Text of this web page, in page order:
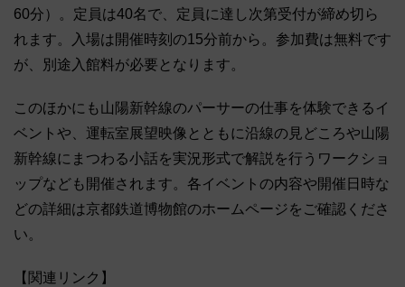
60分）。定員は40名で、定員に達し次第受付が締め切ら
れます。入場は開催時刻の15分前から。参加費は無料です
が、別途入館料が必要となります。
このほかにも山陽新幹線のパーサーの仕事を体験できるイ
ベントや、運転室展望映像とともに沿線の見どころや山陽
新幹線にまつわる小話を実況形式で解説を行うワークショ
ップなども開催されます。各イベントの内容や開催日時な
どの詳細は京都鉄道博物館のホームページをご確認くださ
い。
【関連リンク】